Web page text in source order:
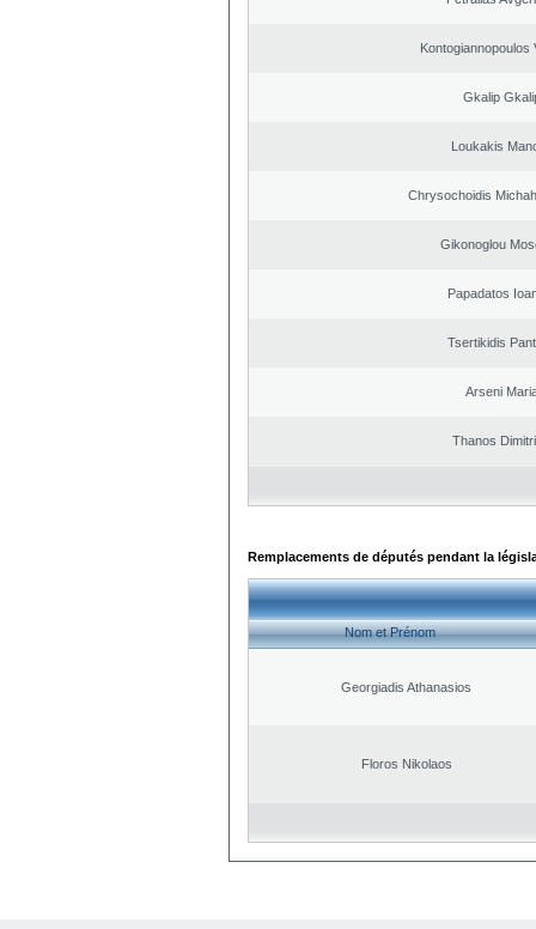
Kontogiannopoulos
Gkalip
Loukakis
Chrysochoidis
Gikonoglou
Papadatos
Tsertikidis
Arseni
Thanos
Remplacements de députés pendant la
Nom et Prénom
Georgiadis Athanasios
Floros Nikolaos